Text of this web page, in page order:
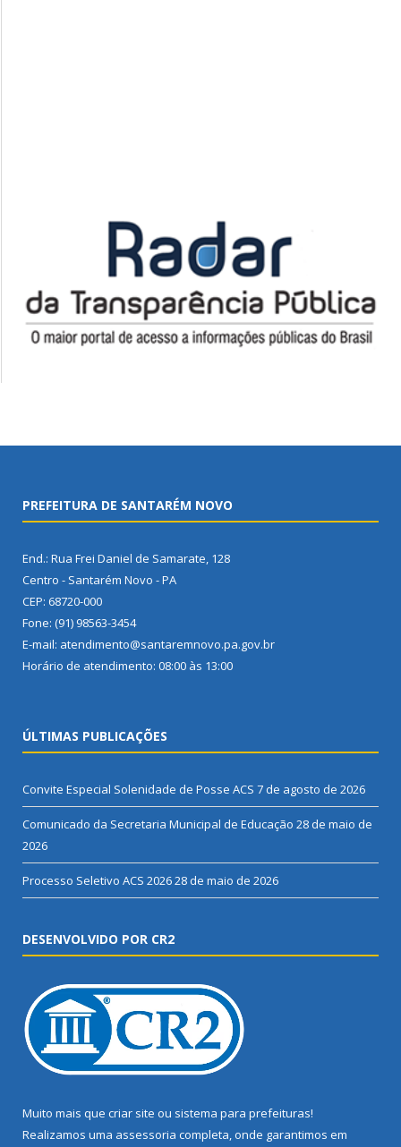
PREFEITURA DE SANTARÉM NOVO
End.: Rua Frei Daniel de Samarate, 128
Centro - Santarém Novo - PA
CEP: 68720-000
Fone: (91) 98563-3454
E-mail: atendimento@santaremnovo.pa.gov.br
Horário de atendimento: 08:00 às 13:00
ÚLTIMAS PUBLICAÇÕES
Convite Especial Solenidade de Posse ACS 7 de agosto de 2026
Comunicado da Secretaria Municipal de Educação 28 de maio de
2026
Processo Seletivo ACS 202628 de maio de 2026
DESENVOLVIDO POR CR2
Muito mais que criar site ou sistema para prefeituras!
Realizamos uma assessoria completa, onde garantimos em